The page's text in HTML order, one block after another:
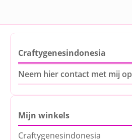
Craftygenesindonesia
Neem hier contact met mij op
Mijn winkels
Craftygenesindonesia